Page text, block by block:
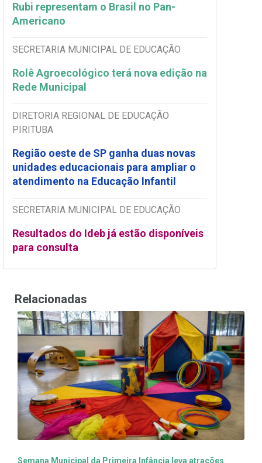
Rubi representam o Brasil no Pan-
Americano
SECRETARIA MUNICIPAL DE EDUCAÇÃO
Rolê Agroecológico terá nova edição na
Rede Municipal
DIRETORIA REGIONAL DE EDUCAÇÃO
PIRITUBA
Região oeste de SP ganha duas novas
unidades educacionais para ampliar o
atendimento na Educação Infantil
SECRETARIA MUNICIPAL DE EDUCAÇÃO
Resultados do Ideb já estão disponíveis
para consulta
Relacionadas
Semana Municipal da Primeira Infância leva atrações